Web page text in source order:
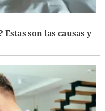
son las causas y